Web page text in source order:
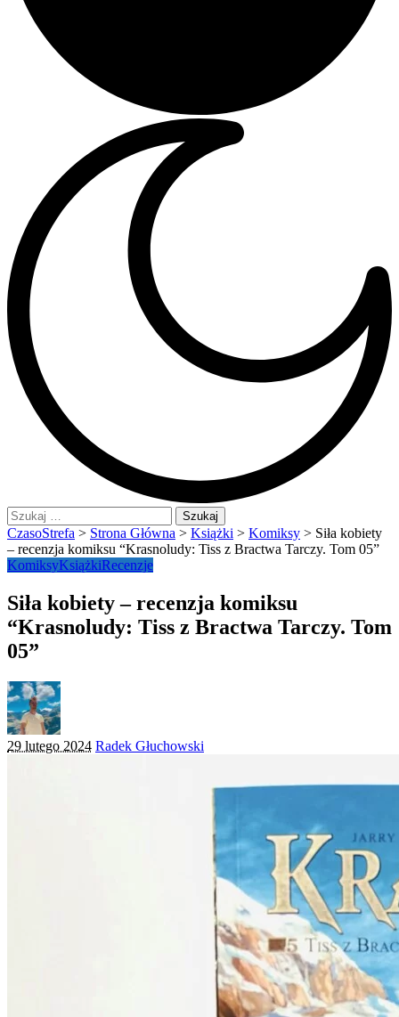
Szukaj:
CzasoStrefa > Strona Główna > Książki > Komiksy > Siła kobiety
– recenzja komiksu “Krasnoludy: Tiss z Bractwa Tarczy. Tom 05”
KomiksyKsiążkiRecenzje
Siła kobiety – recenzja komiksu
“Krasnoludy: Tiss z Bractwa Tarczy. Tom
05”
29 lutego 2024 Posted
Radek Głuchowski